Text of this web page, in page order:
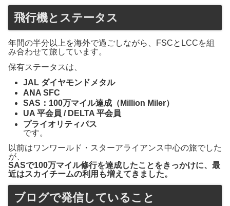
飛行機とステータス
年間の半分以上を海外で過ごしながら、FSCとLCCを組
み合わせて旅しています。
保有ステータスは、
JAL ダイヤモンドメタル
ANA SFC
SAS：100万マイル達成（Million Miler）
UA 平会員 / DELTA 平会員
プライオリティパス
です。
以前はワンワールド・スターアライアンス中心の旅でした
が、
SASで100万マイル修行を達成したことをきっかけに、最
近はスカイチームの利用も増えてきました。
ブログで発信していること